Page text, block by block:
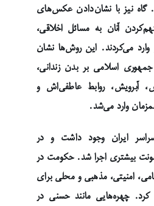
گاه نیز با نشان‌دادن عکس‌های
آنان به مسائل اخلاقی،
می‌کردند. این روش‌ها نشان
اسلامی بر بدن زندانی،
آبرویش، روابط عاطفی‌اش و
وارد می‌شد.
ایران وجود داشت و در
بیشتری اجرا شد. حکومت در
امنیتی، مذهبی و محلی برای
چهره‌هایی مانند حسنی در